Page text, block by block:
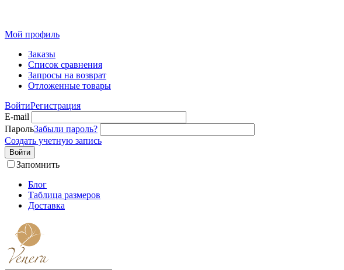
Мой профиль
Заказы
Список сравнения
Запросы на возврат
Отложенные товары
ВойтиРегистрация
E-mail
ПарольЗабыли пароль?
Создать учетную запись
Войти
Запомнить
Блог
Таблица размеров
Доставка